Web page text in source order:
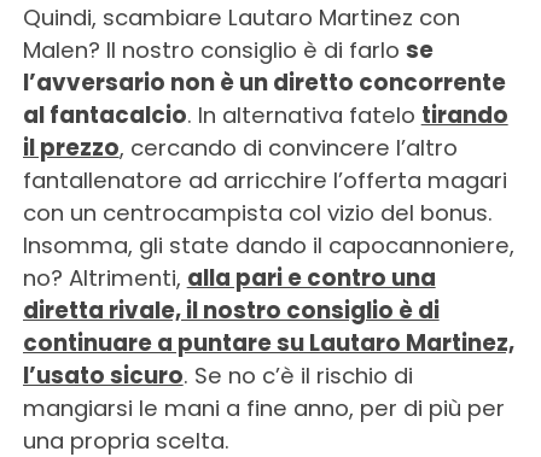
Quindi, scambiare Lautaro Martinez con
Malen? Il nostro consiglio è di farlo se
l’avversario non è un diretto concorrente
al fantacalcio. In alternativa fatelo tirando
il prezzo, cercando di convincere l’altro
fantallenatore ad arricchire l’offerta magari
con un centrocampista col vizio del bonus.
Insomma, gli state dando il capocannoniere,
no? Altrimenti, alla pari e contro una
diretta rivale, il nostro consiglio è di
continuare a puntare su Lautaro Martinez,
l’usato sicuro. Se no c’è il rischio di
mangiarsi le mani a fine anno, per di più per
una propria scelta.